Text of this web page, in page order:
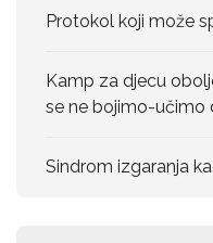
Protokol koji može
Kamp za djecu
se ne bojimo-učimo
Sindrom izgaranja